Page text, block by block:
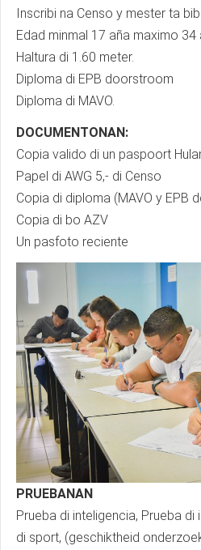
Inscribi na Censo y mester ta
Edad minmal 17 aña maximo 34
Haltura di 1.60 meter.
Diploma di EPB doorstroom
Diploma di MAVO.
DOCUMENTONAN:
Copia valido di un paspoort
Papel di AWG 5,- di Censo
Copia di diploma (MAVO y EPB
Copia di bo AZV
Un pasfoto reciente
PRUEBANAN
Prueba di inteligencia, Prueba di
di sport, (geschiktheid